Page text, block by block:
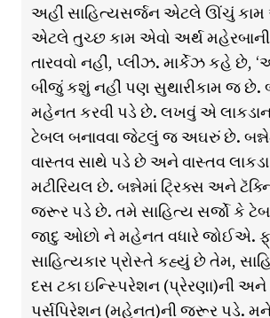
અહીં સાહિત્યસર્જન એટલે ઊંચું કામ
એટલે તુચ્છ કામ એવો અર્થ
તારવવો નહીં, પ્લીઝ. માર્કેઝ કહે છે,
બીજું કશું નહીં પણ સુથારીકામ જ છે.
મહેનત કરવી પડે છે. લખવું એ
ટેબલ બનાવવા જેટલું જ અઘરું છે.
વાસ્તવ સાથે પડે છે અને વાસ્તવ
મટીરિયલ છે. બન્નેમાં ટ્રિક્સ અને
જરૂર પડે છે. તમે સાહિત્ય સર્જો કે
જાદુ ઓછો ને મહેનત વધારે જોઈએ.
સાહિત્યકાર પ્રોસ્તે કહ્યું છે તેમ,
દસ ટકા ઇન્સ્પિરેશન (પ્રેરણા)ની અને
પર્સપિરેશન (મહેનત)ની જરૂર પડે. મને